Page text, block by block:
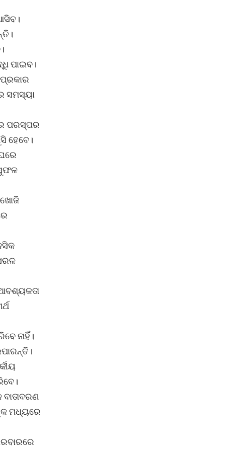
ପାଇବ।
ସମସ୍ୟା
ପରସ୍ପର
ହେବେ।
ଖୋଜି
ନାହିଁ।
ମଧ୍ୟରେ